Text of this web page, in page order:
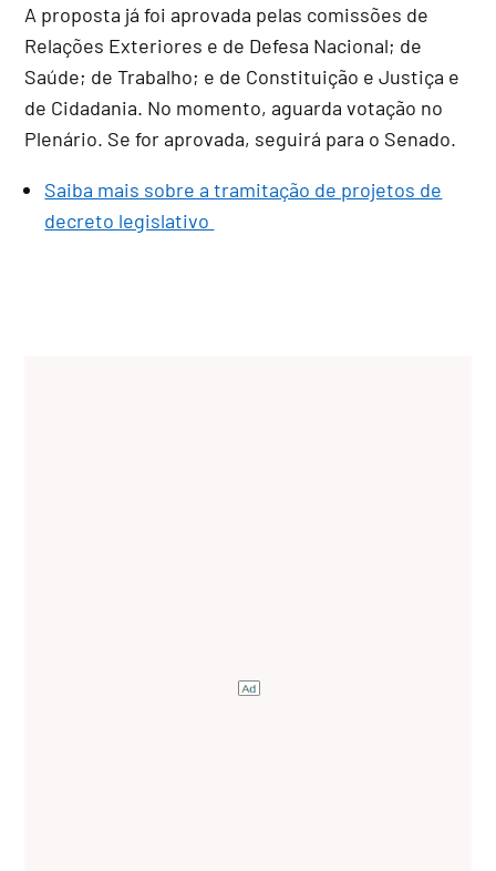
A proposta já foi aprovada pelas comissões de
Relações Exteriores e de Defesa Nacional; de
Saúde; de Trabalho; e de Constituição e Justiça e
de Cidadania. No momento, aguarda votação no
Plenário. Se for aprovada, seguirá para o Senado.
Saiba mais sobre a tramitação de projetos de
decreto legislativo